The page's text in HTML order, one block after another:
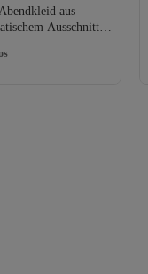
aus
Ausschnitt,